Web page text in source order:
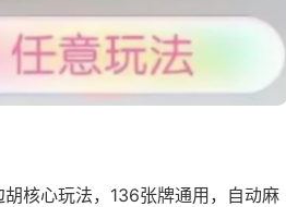
核心玩法，136张牌通用，自动麻